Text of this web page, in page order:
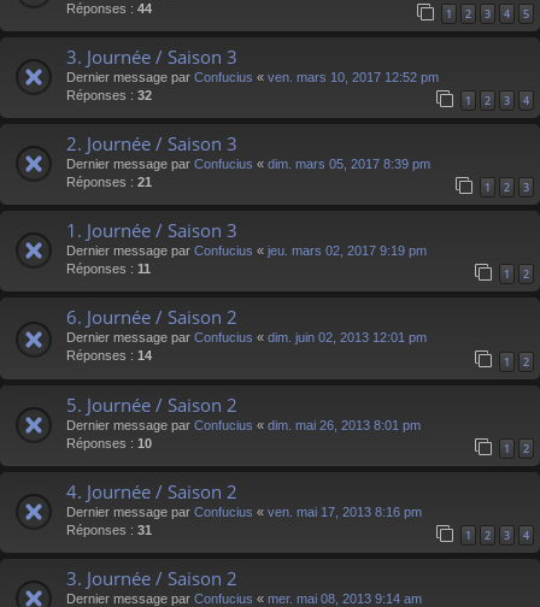
Réponses : 44 1 2 3 4 5
3. Journée / Saison 3
Dernier message par Confucius « ven. mars 10, 2017 12:52 pm
Réponses : 32 1 2 3 4
2. Journée / Saison 3
Dernier message par Confucius « dim. mars 05, 2017 8:39 pm
Réponses : 21 1 2 3
1. Journée / Saison 3
Dernier message par Confucius « jeu. mars 02, 2017 9:19 pm
Réponses : 11 1 2
6. Journée / Saison 2
Dernier message par Confucius « dim. juin 02, 2013 12:01 pm
Réponses : 14 1 2
5. Journée / Saison 2
Dernier message par Confucius « dim. mai 26, 2013 8:01 pm
Réponses : 10 1 2
4. Journée / Saison 2
Dernier message par Confucius « ven. mai 17, 2013 8:16 pm
Réponses : 31 1 2 3 4
3. Journée / Saison 2
Dernier message par Confucius « mer. mai 08, 2013 9:14 am